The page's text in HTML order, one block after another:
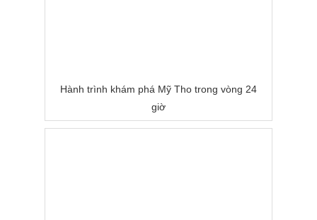
Hành trình khám phá Mỹ Tho trong vòng 24
giờ